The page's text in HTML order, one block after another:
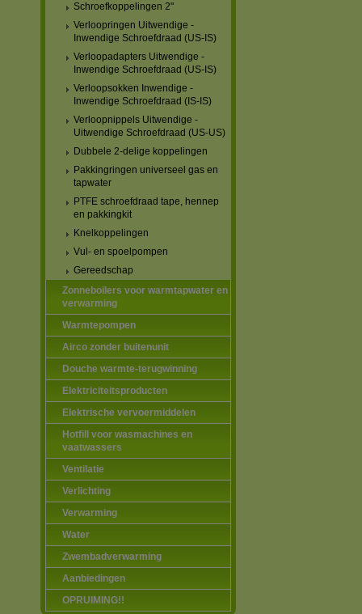
Schroefkoppelingen 2"
Verloopringen Uitwendige -
Inwendige Schroefdraad (US-IS)
Verloopadapters Uitwendige -
Inwendige Schroefdraad (US-IS)
Verloopsokken Inwendige -
Inwendige Schroefdraad (IS-IS)
Verloopnippels Uitwendige -
Uitwendige Schroefdraad (US-US)
Dubbele 2-delige koppelingen
Pakkingringen universeel gas en
tapwater
PTFE schroefdraad tape, hennep
en pakkingkit
Knelkoppelingen
Vul- en spoelpompen
Gereedschap
Zonneboilers voor warmtapwater en
verwarming
Warmtepompen
Airco zonder buitenunit
Douche warmte-terugwinning
Elektriciteitsproducten
Elektrische vervoermiddelen
Hotfill voor wasmachines en
vaatwassers
Ventilatie
Verlichting
Verwarming
Water
Zwembadverwarming
Aanbiedingen
OPRUIMING!!